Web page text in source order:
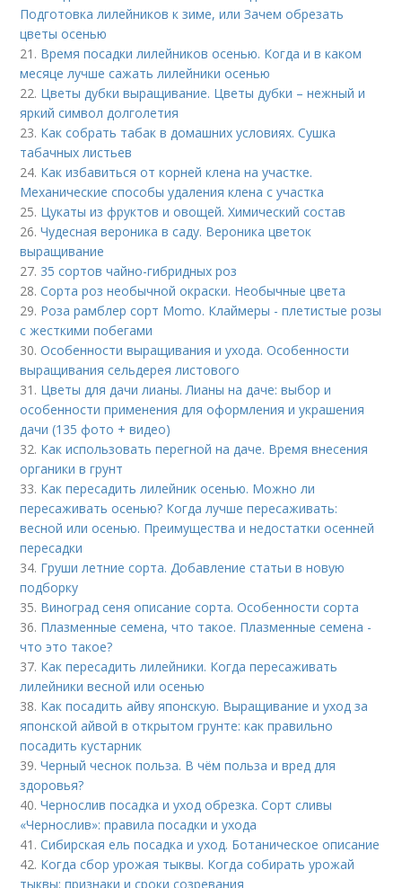
Подготовка лилейников к зиме, или Зачем обрезать
цветы осенью
21. Время посадки лилейников осенью. Когда и в каком
месяце лучше сажать лилейники осенью
22. Цветы дубки выращивание. Цветы дубки – нежный и
яркий символ долголетия
23. Как собрать табак в домашних условиях. Сушка
табачных листьев
24. Как избавиться от корней клена на участке.
Механические способы удаления клена с участка
25. Цукаты из фруктов и овощей. Химический состав
26.Чудесная вероника в саду. Вероника цветок
выращивание
27. 35 сортов чайно-гибридных роз
28.Сорта роз необычной окраски. Необычные цвета
29. Роза рамблер сорт Momo. Клаймеры - плетистые розы
с жесткими побегами
30.Особенности выращивания и ухода. Особенности
выращивания сельдерея листового
31. Цветы для дачи лианы. Лианы на даче: выбор и
особенности применения для оформления и украшения
дачи (135 фото + видео)
32. Как использовать перегной на даче. Время внесения
органики в грунт
33. Как пересадить лилейник осенью. Можно ли
пересаживать осенью? Когда лучше пересаживать:
весной или осенью. Преимущества и недостатки осенней
пересадки
34. Груши летние сорта. Добавление статьи в новую
подборку
35. Виноград сеня описание сорта. Особенности сорта
36. Плазменные семена, что такое. Плазменные семена -
что это такое?
37. Как пересадить лилейники. Когда пересаживать
лилейники весной или осенью
38. Как посадить айву японскую. Выращивание и уход за
японской айвой в открытом грунте: как правильно
посадить кустарник
39.Черный чеснок польза. В чём польза и вред для
здоровья?
40.Чернослив посадка и уход обрезка. Сорт сливы
«Чернослив»: правила посадки и ухода
41.Сибирская ель посадка и уход. Ботаническое описание
42. Когда сбор урожая тыквы. Когда собирать урожай
тыквы: признаки и сроки созревания